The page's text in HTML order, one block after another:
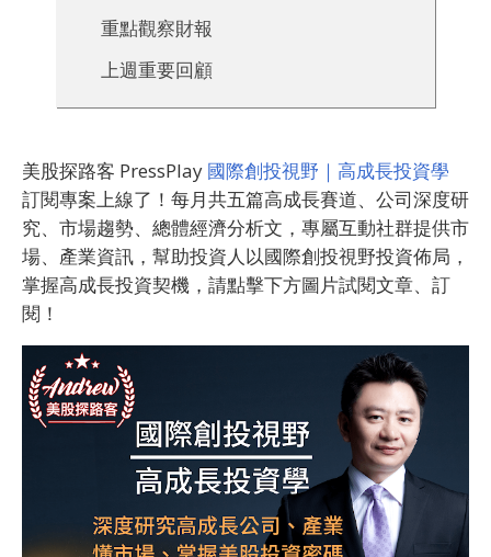
重點觀察財報
上週重要回顧
美股探路客 PressPlay 國際創投視野｜高成長投資學
訂閱專案上線了！每月共五篇高成長賽道、公司深度研
究、市場趨勢、總體經濟分析文，專屬互動社群提供市
場、產業資訊，幫助投資人以國際創投視野投資佈局，
掌握高成長投資契機，請點擊下方圖片試閱文章、訂
閱！